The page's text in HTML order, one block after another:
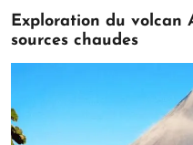
Exploration du volcan
sources chaudes